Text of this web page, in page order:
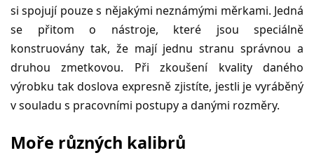
si spojují pouze s nějakými neznámými měrkami. Jedná
se přitom o nástroje, které jsou speciálně
konstruovány tak, že mají jednu stranu správnou a
druhou zmetkovou. Při zkoušení kvality daného
výrobku tak doslova expresně zjistíte, jestli je vyráběný
v souladu s pracovními postupy a danými rozměry.
Moře různých kalibrů